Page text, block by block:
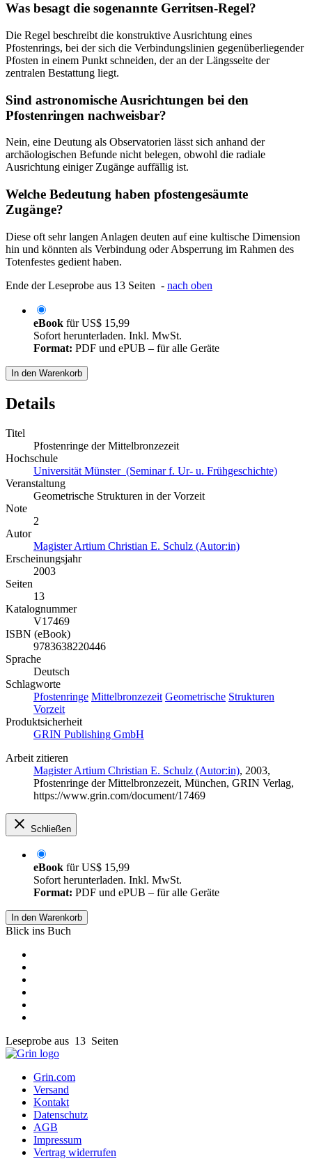
Was besagt die sogenannte Gerritsen-Regel?
Die Regel beschreibt die konstruktive Ausrichtung eines
Pfostenrings, bei der sich die Verbindungslinien gegenüberliegender
Pfosten in einem Punkt schneiden, der an der Längsseite der
zentralen Bestattung liegt.
Sind astronomische Ausrichtungen bei den
Pfostenringen nachweisbar?
Nein, eine Deutung als Observatorien lässt sich anhand der
archäologischen Befunde nicht belegen, obwohl die radiale
Ausrichtung einiger Zugänge auffällig ist.
Welche Bedeutung haben pfostengesäumte
Zugänge?
Diese oft sehr langen Anlagen deuten auf eine kultische Dimension
hin und könnten als Verbindung oder Absperrung im Rahmen des
Totenfestes gedient haben.
Ende der Leseprobe aus 13 Seiten - nach oben
eBook fürUS$ 15,99
Sofort herunterladen. Inkl. MwSt.
Format: PDF und ePUB – für alle Geräte
In den Warenkorb
Details
Titel
Pfostenringe der Mittelbronzezeit
Hochschule
Universität Münster (Seminar f. Ur- u. Frühgeschichte)
Veranstaltung
Geometrische Strukturen in der Vorzeit
Note
2
Autor
Magister Artium Christian E. Schulz (Autor:in)
Erscheinungsjahr
2003
Seiten
13
Katalognummer
V17469
ISBN (eBook)
9783638220446
Sprache
Deutsch
Schlagworte
Pfostenringe Mittelbronzezeit Geometrische Strukturen
Vorzeit
Produktsicherheit
GRIN Publishing GmbH
Arbeit zitieren
Magister Artium Christian E. Schulz (Autor:in), 2003,
Pfostenringe der Mittelbronzezeit, München, GRIN Verlag,
https://www.grin.com/document/17469
Schließen
eBook fürUS$ 15,99
Sofort herunterladen. Inkl. MwSt.
Format: PDF und ePUB – für alle Geräte
In den Warenkorb
Blick ins Buch
Leseprobe aus 13 Seiten
Grin.com
Versand
Kontakt
Datenschutz
AGB
Impressum
Vertrag widerrufen